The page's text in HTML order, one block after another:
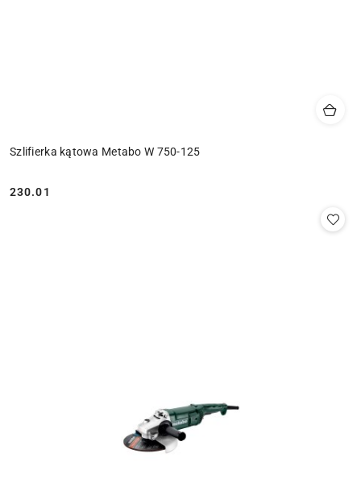
Szlifierka kątowa Metabo W 750-125
Cena:
230.01